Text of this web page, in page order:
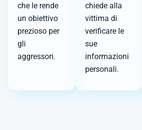
che le rende
un obiettivo
prezioso per
gli
aggressori.
chiede alla
vittima di
verificare le
sue
informazioni
personali.